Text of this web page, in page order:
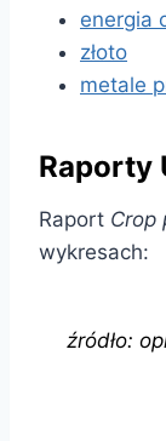
energia
złoto
metale
Raporty
Raport Crop
wykresach:
źródło: